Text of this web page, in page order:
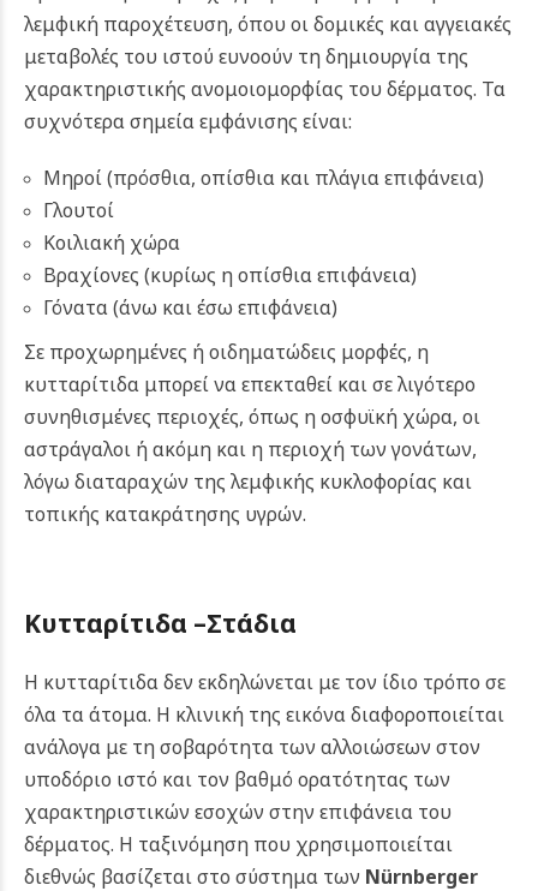
λεμφική παροχέτευση, όπου οι δομικές και αγγειακές
μεταβολές του ιστού ευνοούν τη δημιουργία της
χαρακτηριστικής ανομοιομορφίας του δέρματος. Τα
συχνότερα σημεία εμφάνισης είναι:
Μηροί (πρόσθια, οπίσθια και πλάγια επιφάνεια)
Γλουτοί
Κοιλιακή χώρα
Βραχίονες (κυρίως η οπίσθια επιφάνεια)
Γόνατα (άνω και έσω επιφάνεια)
Σε προχωρημένες ή οιδηματώδεις μορφές, η
κυτταρίτιδα μπορεί να επεκταθεί και σε λιγότερο
συνηθισμένες περιοχές, όπως η οσφυϊκή χώρα, οι
αστράγαλοι ή ακόμη και η περιοχή των γονάτων,
λόγω διαταραχών της λεμφικής κυκλοφορίας και
τοπικής κατακράτησης υγρών.
Κυτταρίτιδα –Στάδια
Η κυτταρίτιδα δεν εκδηλώνεται με τον ίδιο τρόπο σε
όλα τα άτομα. Η κλινική της εικόνα διαφοροποιείται
ανάλογα με τη σοβαρότητα των αλλοιώσεων στον
υποδόριο ιστό και τον βαθμό ορατότητας των
χαρακτηριστικών εσοχών στην επιφάνεια του
δέρματος. Η ταξινόμηση που χρησιμοποιείται
διεθνώς βασίζεται στο σύστημα των Nürnberger